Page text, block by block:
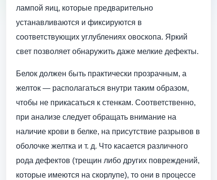
лампой яиц, которые предварительно
устанавливаются и фиксируются в
соответствующих углублениях овоскопа. Яркий
свет позволяет обнаружить даже мелкие дефекты.
Белок должен быть практически прозрачным, а
желток — располагаться внутри таким образом,
чтобы не прикасаться к стенкам. Соответственно,
при анализе следует обращать внимание на
наличие крови в белке, на присутствие разрывов в
оболочке желтка и т. д. Что касается различного
рода дефектов (трещин либо других повреждений,
которые имеются на скорлупе), то они в процессе